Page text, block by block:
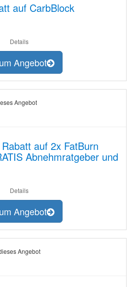
auf CarbBlock
Details
Angebot
Angebot
auf 2x FatBurn
Abnehmratgeber und
Details
Angebot
Angebot